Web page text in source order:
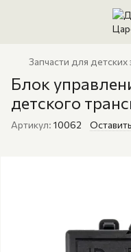
Запчасти для
Блок
детского
Артикул: 10062